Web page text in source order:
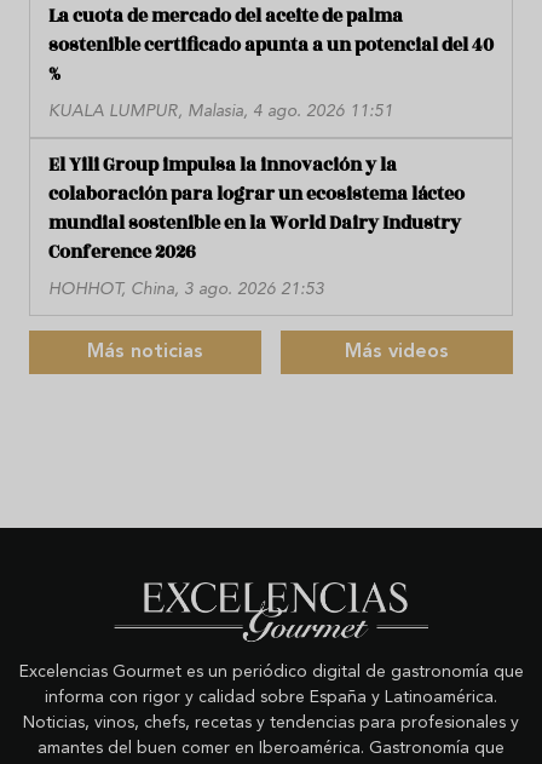
La cuota de mercado del aceite de palma
sostenible certificado apunta a un potencial del 40
%
KUALA LUMPUR, Malasia, 4 ago. 2026 11:51
El Yili Group impulsa la innovación y la
colaboración para lograr un ecosistema lácteo
mundial sostenible en la World Dairy Industry
Conference 2026
HOHHOT, China, 3 ago. 2026 21:53
Más noticias Más videos
Excelencias Gourmet es un periódico digital de gastronomía que
informa con rigor y calidad sobre España y Latinoamérica.
Noticias, vinos, chefs, recetas y tendencias para profesionales y
amantes del buen comer en Iberoamérica. Gastronomía que